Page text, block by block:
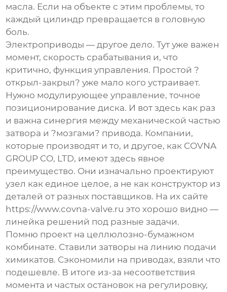
масла. Если на объекте с этим проблемы, то
каждый цилиндр превращается в головную
боль.
Электроприводы — другое дело. Тут уже важен
момент, скорость срабатывания и, что
критично, функция управления. Простой ?
открыл-закрыл? уже мало кого устраивает.
Нужно модулирующее управление, точное
позиционирование диска. И вот здесь как раз
и важна синергия между механической частью
затвора и ?мозгами? привода. Компании,
которые производят и то, и другое, как COVNA
GROUP CO, LTD, имеют здесь явное
преимущество. Они изначально проектируют
узел как единое целое, а не как конструктор из
деталей от разных поставщиков. На их сайте
https://www.covna-valve.ru это хорошо видно —
линейка решений под разные задачи.
Помню проект на целлюлозно-бумажном
комбинате. Ставили затворы на линию подачи
химикатов. Сэкономили на приводах, взяли что
подешевле. В итоге из-за несоответствия
момента и частых остановок на регулировку,